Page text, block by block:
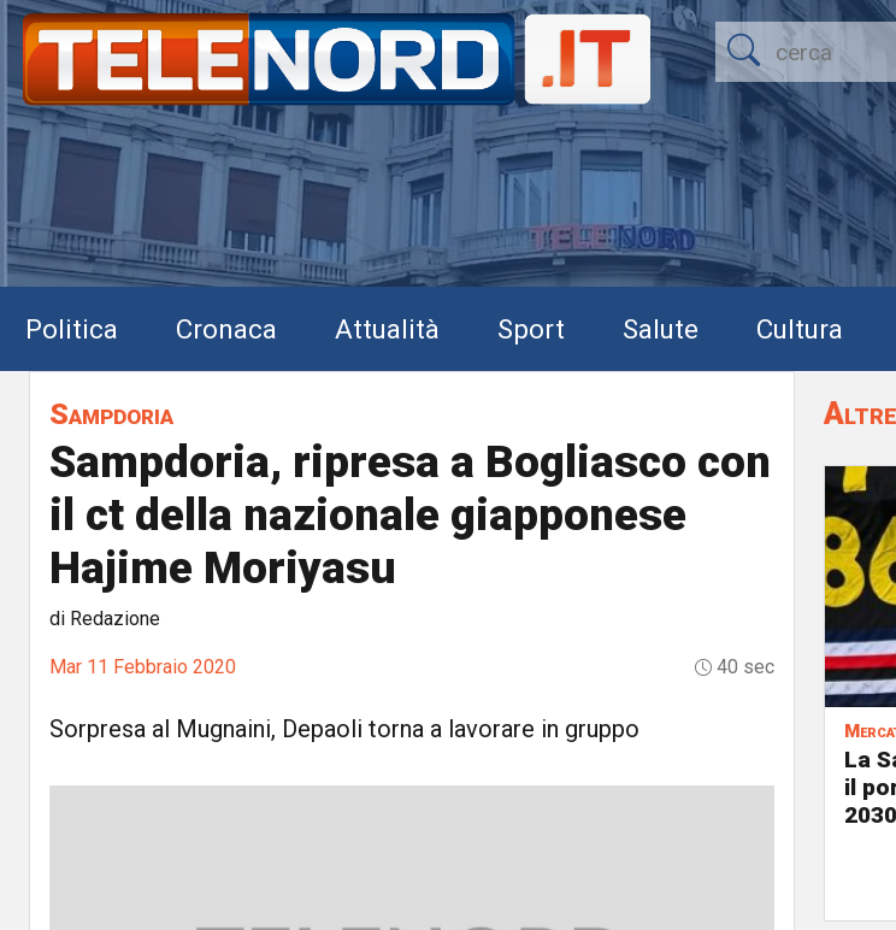
Politica Cronaca Attualità Sport Salute Cultura
Sampdoria
Sampdoria, ripresa a Bogliasco con
il ct della nazionale giapponese
Hajime Moriyasu
di Redazione
Mar 11 Febbraio 2020 40 sec
Sorpresa al Mugnaini, Depaoli torna a lavorare in gruppo
La
il
2030